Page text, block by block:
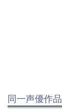
同一声優作品